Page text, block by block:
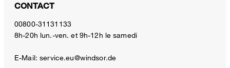
CONTACT
00800-31131133
8h-20h lun.-ven. et 9h-12h le samedi
E-Mail:service.eu@windsor.de